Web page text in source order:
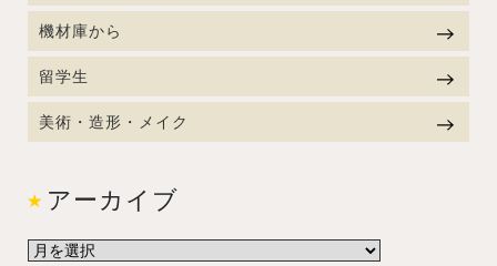
機材庫から
留学生
美術・造形・メイク
アーカイブ